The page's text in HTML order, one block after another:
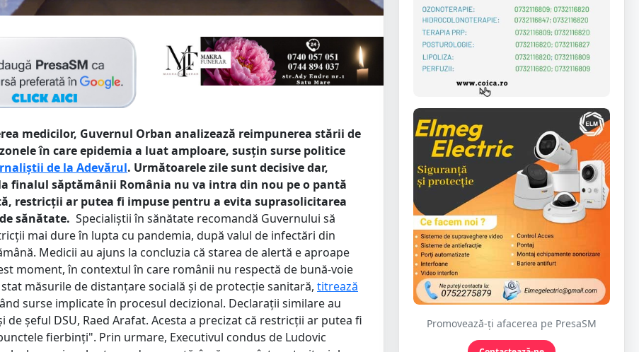
medicilor, Guvernul Orban analizează reimpunerea stării de
în care epidemia a luat amploare, susţin surse politice
de la Adevărul. Următoarele zile sunt decisive dar,
finalul săptămânii România nu va intra din nou pe o pantă
restricții ar putea fi impuse pentru a evita suprasolicitarea
sănătate. Specialiştii în sănătate recomandă Guvernului să
mai dure în lupta cu pandemia, după valul de infectări din
Medicii au ajuns la concluzia că starea de alertă e aproape
moment, în contextul în care românii nu respectă de bună-voie
măsurile de distanţare socială şi de protecţie sanitară, titrează
surse implicate în procesul decizional. Declarații similare au
de șeful DSU, Raed Arafat. Acesta a precizat că restricții ar putea fi
fierbinți". Prin urmare, Executivul condus de Ludovic
Promovează-ți afacerea pe PresaSM